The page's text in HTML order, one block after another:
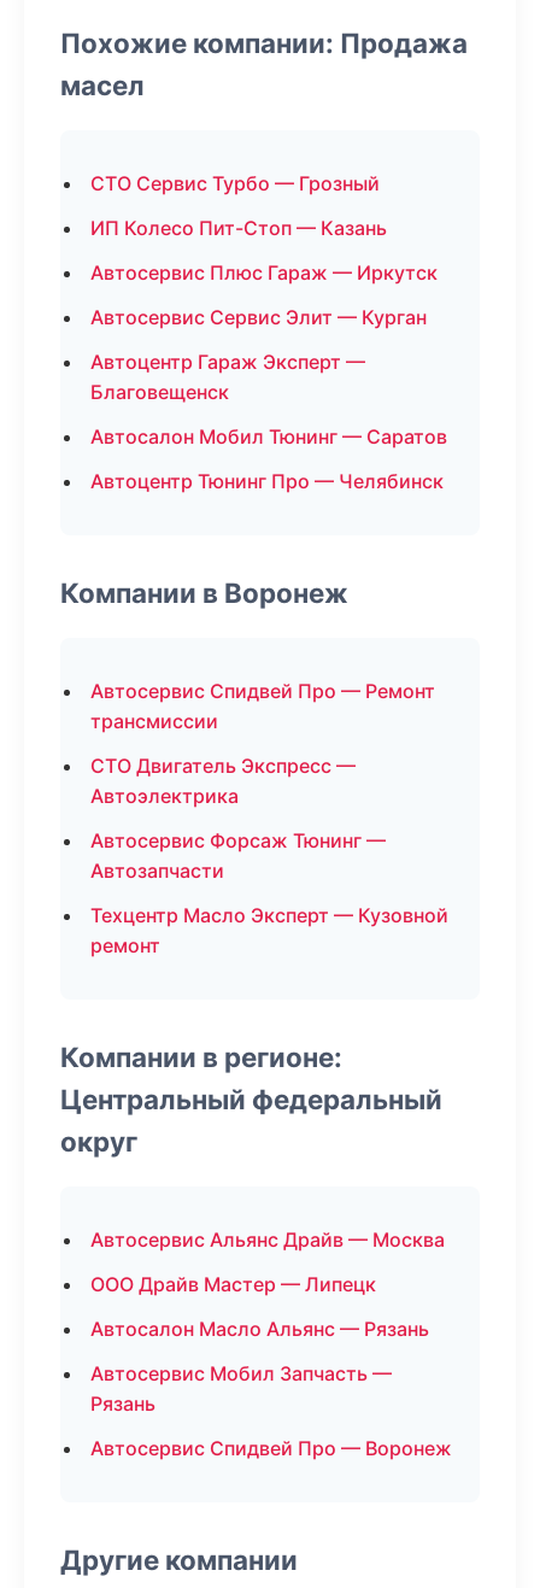
Похожие компании: Продажа
масел
СТО Сервис Турбо — Грозный
ИП Колесо Пит-Стоп — Казань
Автосервис Плюс Гараж — Иркутск
Автосервис Сервис Элит — Курган
Автоцентр Гараж Эксперт —
Благовещенск
Автосалон Мобил Тюнинг — Саратов
Автоцентр Тюнинг Про — Челябинск
Компании в Воронеж
Автосервис Спидвей Про — Ремонт
трансмиссии
СТО Двигатель Экспресс —
Автоэлектрика
Автосервис Форсаж Тюнинг —
Автозапчасти
Техцентр Масло Эксперт — Кузовной
ремонт
Компании в регионе:
Центральный федеральный
округ
Автосервис Альянс Драйв — Москва
ООО Драйв Мастер — Липецк
Автосалон Масло Альянс — Рязань
Автосервис Мобил Запчасть —
Рязань
Автосервис Спидвей Про — Воронеж
Другие компании